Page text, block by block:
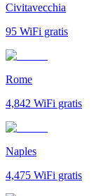
Civitavecchia
95 WiFi gratis
Rome
4,842 WiFi gratis
Naples
4,475 WiFi gratis